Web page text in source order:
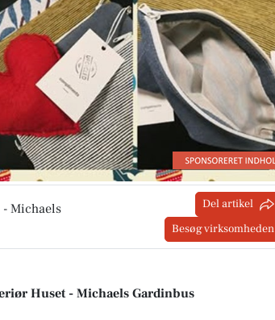
Michaels
Del artikel
Besøg virksomheden
Huset - Michaels Gardinbus